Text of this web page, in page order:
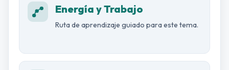
Energía y Trabajo
Ruta de aprendizaje guiado para este tema.